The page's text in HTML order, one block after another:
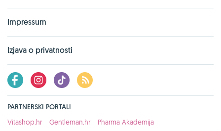
Impressum
Izjava o privatnosti
PARTNERSKI PORTALI
Vitashop.hr
Gentleman.hr Pharma Akademija